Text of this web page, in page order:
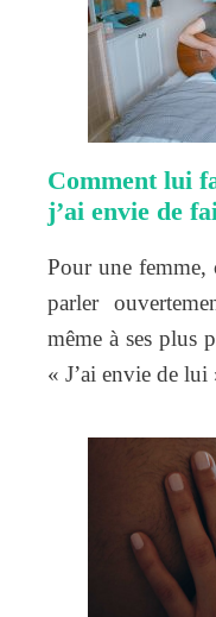
Comment lui
j’ai envie de
Pour une femme,
parler
même à ses plus
« J’ai envie de